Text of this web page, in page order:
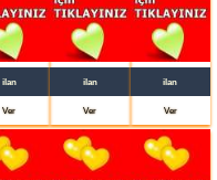
ilan
Ver
ilan
Ver
ilan
Ver